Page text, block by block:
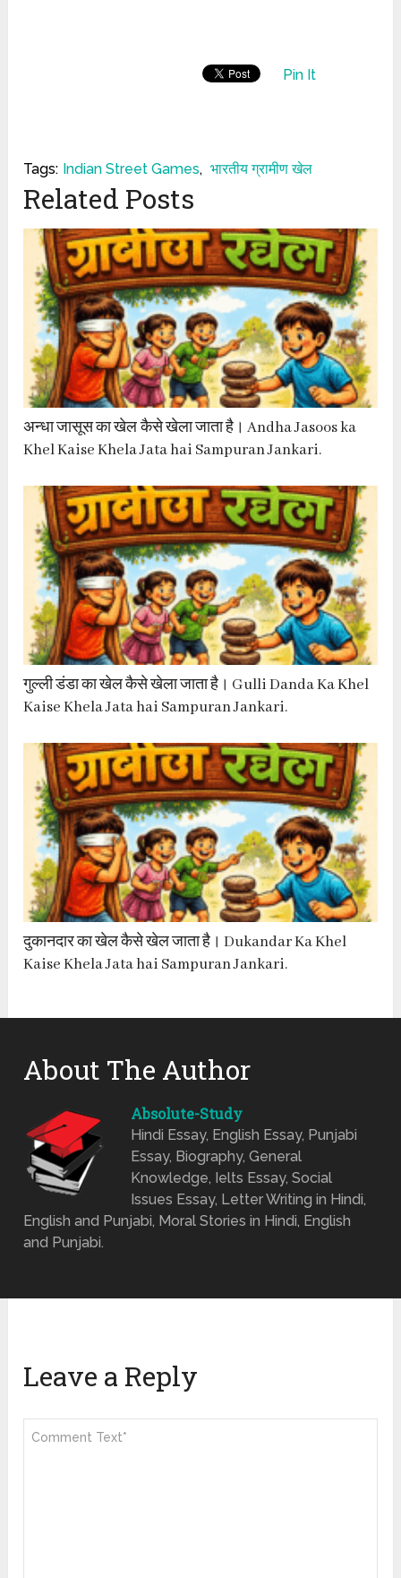
Pin It
Tags: Indian Street Games, भारतीय ग्रामीण खेल
Related Posts
अन्धा जासूस का खेल कैसे खेला जाता है। Andha Jasoos ka
Khel Kaise Khela Jata hai Sampuran Jankari.
गुल्ली डंडा का खेल कैसे खेला जाता है। Gulli Danda Ka Khel
Kaise Khela Jata hai Sampuran Jankari.
दुकानदार का खेल कैसे खेल जाता है। Dukandar Ka Khel
Kaise Khela Jata hai Sampuran Jankari.
About The Author
Absolute-Study
Hindi Essay, English Essay, Punjabi
Essay, Biography, General
Knowledge, Ielts Essay, Social
Issues Essay, Letter Writing in Hindi,
English and Punjabi, Moral Stories in Hindi, English
and Punjabi.
Leave a Reply